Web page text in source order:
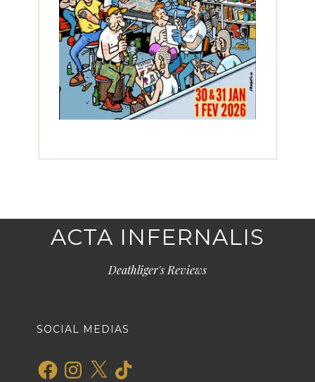
ACTA INFERNALIS
Deathliger's Reviews
SOCIAL MEDIAS
FacebookInstagram
X TikTok